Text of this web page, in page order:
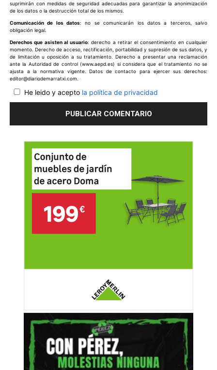
suprimirán con medidas de seguridad adecuadas para garantizar la anonimización
de los datos o la destrucción total de los mismos.
Comunicación de los datos: no se comunicarán los datos a terceros, salvo
obligación legal.
Derechos que asisten al usuario: derecho a retirar el consentimiento en cualquier
momento. Derecho de acceso, rectificación, portabilidad y supresión de sus datos, y
de limitación u oposición a su tratamiento. Derecho a presentar una reclamación
ante la Autoridad de control (www.aepd.es) si considera que el tratamiento no se
ajusta a la normativa vigente. Datos de contacto para ejercer sus derechos:
editor@diariodemarratxi.com.
He leido y acepto la política de privacidad